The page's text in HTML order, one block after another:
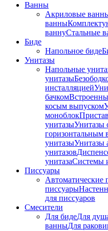
Ванны
Акриловые
ванны
ваннуСтальные
Биде
Напольное биде
Унитазы
Напольные
унитазы
инсталляцией
бачком
косым выпуском
моноблок
унитазыУнитазы
горизонтальным
унитазыУнитазы
унитазов
унитазаСистемы
Писсуары
Автоматические
писсуары
для писсуаров
Смесители
Для бидеДля
ванныДля